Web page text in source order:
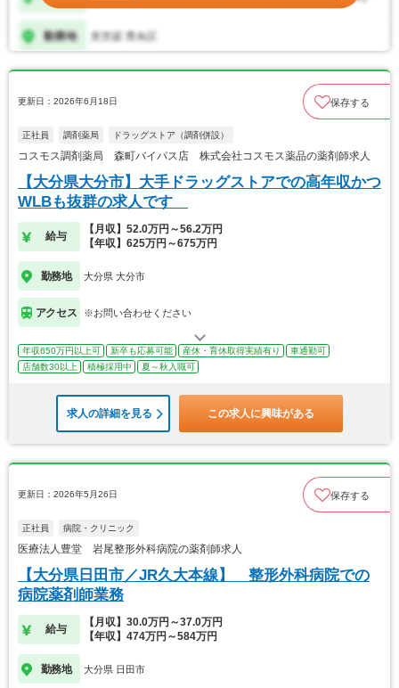
更新日：2026年6月18日 保存する
正社員 調剤薬局 ドラッグストア（調剤併設）
コスモス調剤薬局 森町バイパス店 株式会社コスモス薬品の薬剤師求人
【大分県大分市】大手ドラッグストアでの高年収かつ
WLBも抜群の求人です
給与
【月収】52.0万円～56.2万円
【年収】625万円～675万円
勤務地 大分県 大分市
アクセス ※お問い合わせください
年収650万円以上可 新卒も応募可能 産休・育休取得実績有り
車通勤可
店舗数30以上
積極採用中 夏～秋入職可
求人の詳細を見る この求人に興味がある
更新日：2026年5月26日 保存する
正社員 病院・クリニック
医療法人豊堂 岩尾整形外科病院の薬剤師求人
【大分県日田市／JR久大本線】 整形外科病院での
病院薬剤師業務
給与
【月収】30.0万円～37.0万円
【年収】474万円～584万円
勤務地 大分県 日田市